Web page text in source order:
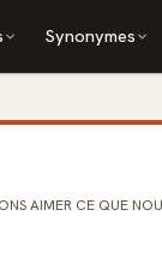
Synonymes
AIMER CE QUE